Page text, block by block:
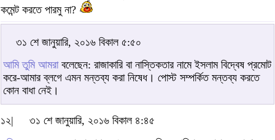
কমেন্ট করতে পারমু না?
৩১ শে জানুয়ারি, ২০১৬ বিকাল ৫:৫০
আমি তুমি আমরাবলেছেন: রাজাকারি বা নাস্তিকতার নামে ইসলাম বিদ্বেষ প্রমোট
করে-আমার ব্লগে এমন মন্তব্য করা নিষেধ। পোস্ট সম্পর্কিত মন্তব্য করতে
কোন বাধা নেই।
১২|
৩১ শে জানুয়ারি, ২০১৬ বিকাল ৪:৪৫